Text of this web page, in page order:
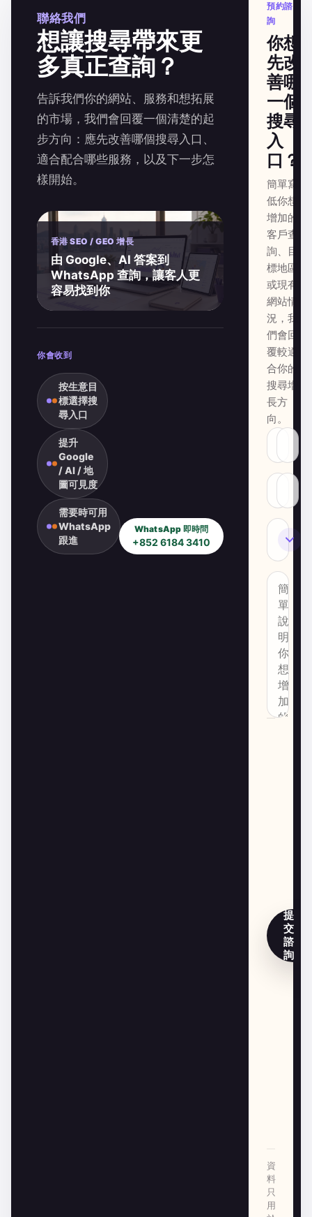
聯絡我們
想讓搜尋帶來更
多真正查詢？
告訴我們你的網站、服務和想拓展
的市場，我們會回覆一個清楚的起
步方向：應先改善哪個搜尋入口、
適合配合哪些服務，以及下一步怎
樣開始。
香港 SEO / GEO 增長
由 Google、AI 答案到
WhatsApp 查詢，讓客人更
容易找到你
你會收到
按生意目
標選擇搜
尋入口
提升
Google
/ AI / 地
圖可見度
需要時可用
WhatsApp
跟進
WhatsApp 即時問
+852 6184 3410
預約諮
詢
你想
先改
善哪
一個
搜尋
入
口？
簡單寫
低你想
增加的
客戶查
詢、目
標地區
或現有
網站情
況，我
們會回
覆較適
合你的
搜尋增
長方
向。
SEO
提
交
諮
詢
資
料
只
用